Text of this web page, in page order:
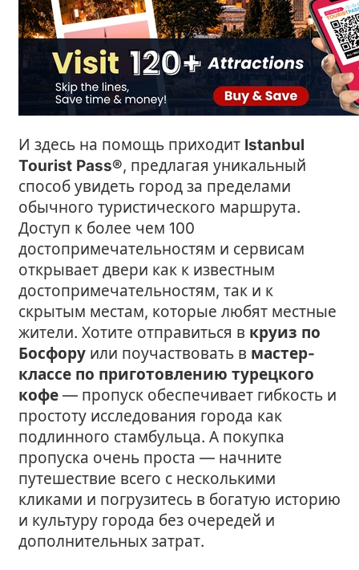
И здесь на помощь приходит Istanbul
Tourist Pass®, предлагая уникальный
способ увидеть город за пределами
обычного туристического маршрута.
Доступ к более чем 100
достопримечательностям и сервисам
открывает двери как к известным
достопримечательностям, так и к
скрытым местам, которые любят местные
жители. Хотите отправиться в круиз по
Босфору или поучаствовать в мастер-
классе по приготовлению турецкого
кофе — пропуск обеспечивает гибкость и
простоту исследования города как
подлинного стамбульца. А покупка
пропуска очень проста — начните
путешествие всего с несколькими
кликами и погрузитесь в богатую историю
и культуру города без очередей и
дополнительных затрат.